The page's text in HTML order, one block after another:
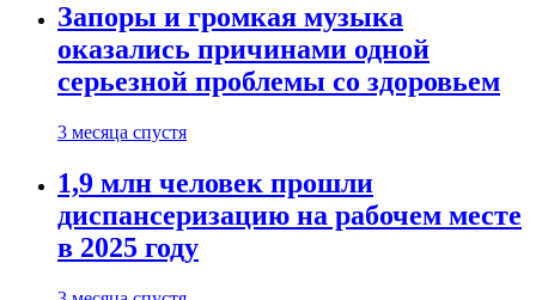
Запоры и громкая музыка
оказались причинами одной
серьезной проблемы со здоровьем
3 месяца спустя
1,9 млн человек прошли
диспансеризацию на рабочем месте
в 2025 году